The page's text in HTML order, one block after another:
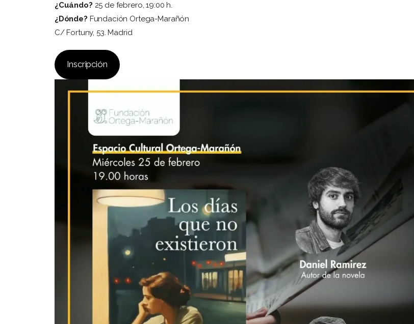
¿Cuándo? 25 de febrero, 19:00 h.
¿Dónde? Fundación Ortega-Marañón
C/ Fortuny, 53. Madrid
Inscripción